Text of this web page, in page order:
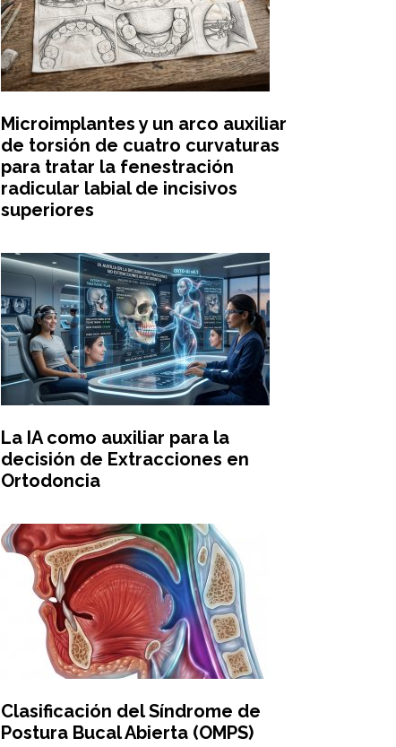
Microimplantes y un arco auxiliar
de torsión de cuatro curvaturas
para tratar la fenestración
radicular labial de incisivos
superiores
La IA como auxiliar para la
decisión de Extracciones en
Ortodoncia
Clasificación del Síndrome de
Postura Bucal Abierta (OMPS)